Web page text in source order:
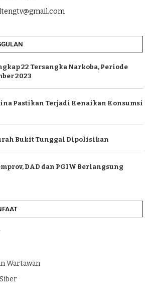
22 Tersangka Narkoba, Periode
2023
Pastikan Terjadi Kenaikan Konsumsi
Bukit Tunggal Dipolisikan
DAD dan PGIW Berlangsung
Wartawan